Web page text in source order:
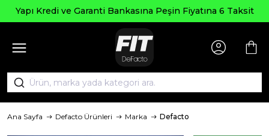
Kredi ve Garanti Bankasına Peşin Fiyatına 6 Taksit
Ana Sayfa Defacto Ürünleri Marka Defacto